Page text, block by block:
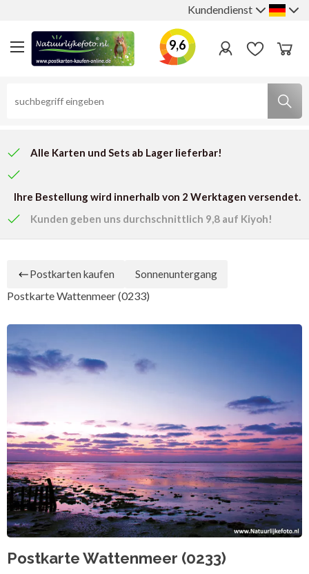
Kundendienst
9,6
Alle Karten und Sets ab Lager lieferbar!
Ihre Bestellung wird innerhalb von 2 Werktagen versendet.
Kunden geben uns durchschnittlich 9,8 auf Kiyoh!
Postkarten kaufen Sonnenuntergang
Postkarte Wattenmeer (0233)
Postkarte Wattenmeer (0233)